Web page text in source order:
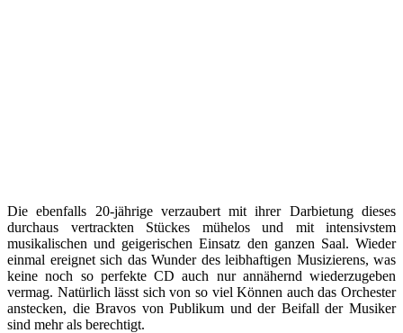
Die ebenfalls 20-jährige verzaubert mit ihrer Darbietung dieses
durchaus vertrackten Stückes mühelos und mit intensivstem
musikalischen und geigerischen Einsatz den ganzen Saal. Wieder
einmal ereignet sich das Wunder des leibhaftigen Musizierens, was
keine noch so perfekte CD auch nur annähernd wiederzugeben
vermag. Natürlich lässt sich von so viel Können auch das Orchester
anstecken, die Bravos von Publikum und der Beifall der Musiker
sind mehr als berechtigt.